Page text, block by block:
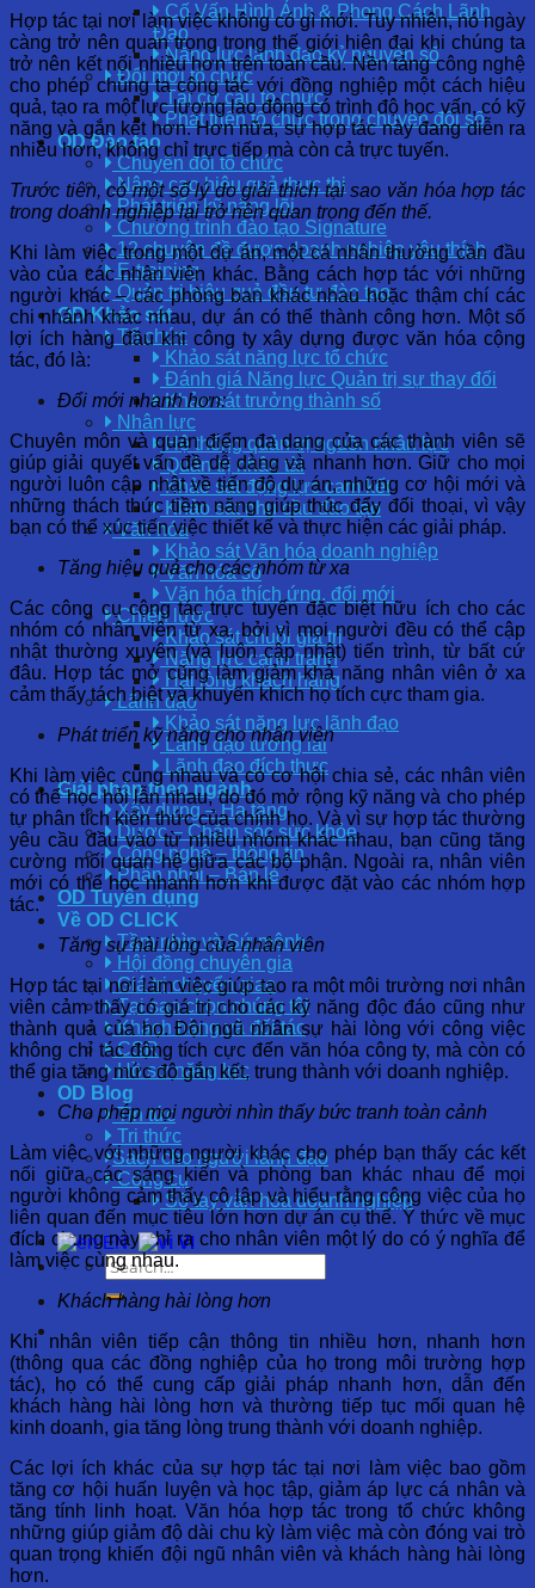
Cố Vấn Hình Ảnh & Phong Cách Lãnh
Đạo
Năng lực lãnh đạo kỷ nguyên số
Đổi mới tổ chức
Tái cơ cấu tổ chức
Phát triển tổ chức trong chuyển đổi số
OD Đào tạo
Chuyển đổi tổ chức
Nâng cao hiệu quả thực thi
Phát triển kỹ năng lõi
Chương trình đào tạo Signature
12 chuyên đề được doanh nghiệp yêu thích
E-training
Quản trị hiệu quả đầu tư đào tạo
OD Khảo sát
Tổ chức
Khảo sát năng lực tổ chức
Đánh giá Năng lực Quản trị sự thay đổi
Khảo sát trưởng thành số
Nhân lực
Hệ thống quản trị nguồn nhân lực
Quản trị nhân tài
Khảo sát động lực cam kết
Khảo sát nhu cầu đào tạo
Văn hóa
Khảo sát Văn hóa doanh nghiệp
Văn hóa số
Văn hóa thích ứng, đổi mới
Chiến lược
Khảo sát chuỗi giá trị
Năng lực cạnh tranh
Hài lòng khách hàng
Lãnh đạo
Khảo sát năng lực lãnh đạo
Lãnh đạo tương lai
Lãnh đạo đích thực
Giải pháp theo ngành
Xây dựng – Hạ tầng
Dược – Chăm sóc sức khỏe
Công nghệ – thông tin
Phân phối – Bán lẻ
OD Tuyển dụng
Về OD CLICK
Tầm nhìn và Sứ mệnh
Hội đồng chuyên gia
Giá trị chuyển giao
Tại sao chọn chúng tôi
Khách hàng và đối tác
CSR
Hồ sơ năng lực
OD Blog
Tin tức
Tri thức
Sách cho người lãnh đạo
Công cụ
Sổ tay văn hóa doanh nghiệp
EN VI
Hợp tác tại nơi làm việc không có gì mới. Tuy nhiên, nó ngày
càng trở nên quan trọng trong thế giới hiện đại khi chúng ta
trở nên kết nối nhiều hơn trên toàn cầu. Nền tảng công nghệ
cho phép chúng ta cộng tác với đồng nghiệp một cách hiệu
quả, tạo ra một lực lượng lao động có trình độ học vấn, có kỹ
năng và gắn kết hơn. Hơn nữa, sự hợp tác này đang diễn ra
nhiều hơn, không chỉ trực tiếp mà còn cả trực tuyến.
Trước tiên, có một số lý do giải thích tại sao văn hóa hợp tác
trong doanh nghiệp lại trở nên quan trọng đến thế.
Khi làm việc trong một dự án, một cá nhân thường cần đầu
vào của các nhân viên khác. Bằng cách hợp tác với những
người khác – các phòng ban khác nhau hoặc thậm chí các
chi nhánh khác nhau, dự án có thể thành công hơn. Một số
lợi ích hàng đầu khi công ty xây dựng được văn hóa cộng
tác, đó là:
Đổi mới nhanh hơn:
Chuyên môn và quan điểm đa dạng của các thành viên sẽ
giúp giải quyết vấn đề dễ dàng và nhanh hơn. Giữ cho mọi
người luôn cập nhật về tiến độ dự án, những cơ hội mới và
những thách thức tiềm năng giúp thúc đẩy đối thoại, vì vậy
bạn có thể xúc tiến việc thiết kế và thực hiện các giải pháp.
Tăng hiệu quả cho các nhóm từ xa
Các công cụ cộng tác trực tuyến đặc biệt hữu ích cho các
nhóm có nhân viên từ xa, bởi vì mọi người đều có thể cập
nhật thường xuyên (và luôn cập nhật) tiến trình, từ bất cứ
đâu. Hợp tác mở cũng làm giảm khả năng nhân viên ở xa
cảm thấy tách biệt và khuyến khích họ tích cực tham gia.
Phát triển kỹ năng cho nhân viên
Khi làm việc cùng nhau và có cơ hội chia sẻ, các nhân viên
có thể học hỏi lẫn nhau, do đó mở rộng kỹ năng và cho phép
tự phân tích kiến ​​thức của chính họ. Và vì sự hợp tác thường
yêu cầu đầu vào từ nhiều nhóm khác nhau, bạn cũng tăng
cường mối quan hệ giữa các bộ phận. Ngoài ra, nhân viên
mới có thể học nhanh hơn khi được đặt vào các nhóm hợp
tác.
Tăng sự hài lòng của nhân viên
Hợp tác tại nơi làm việc giúp tạo ra một môi trường nơi nhân
viên cảm thấy có giá trị cho các kỹ năng độc đáo cũng như
thành quả của họ. Đội ngũ nhân sự hài lòng với công việc
không chỉ tác động tích cực đến văn hóa công ty, mà còn có
thể gia tăng mức độ gắn kết, trung thành với doanh nghiệp.
Cho phép mọi người nhìn thấy bức tranh toàn cảnh
Làm việc với những người khác cho phép bạn thấy các kết
nối giữa các sáng kiến ​​và phòng ban khác nhau để mọi
người không cảm thấy cô lập và hiểu rằng công việc của họ
liên quan đến mục tiêu lớn hơn dự án cụ thể. Ý thức về mục
đích chung này chỉ ra cho nhân viên một lý do có ý nghĩa để
làm việc cùng nhau.
Khách hàng hài lòng hơn
Khi nhân viên tiếp cận thông tin nhiều hơn, nhanh hơn
(thông qua các đồng nghiệp của họ trong môi trường hợp
tác), họ có thể cung cấp giải pháp nhanh hơn, dẫn đến
khách hàng hài lòng hơn và thường tiếp tục mối quan hệ
kinh doanh, gia tăng lòng trung thành với doanh nghiệp.
Các lợi ích khác của sự hợp tác tại nơi làm việc bao gồm
tăng cơ hội huấn luyện và học tập, giảm áp lực cá nhân và
tăng tính linh hoạt. Văn hóa hợp tác trong tổ chức không
những giúp giảm độ dài chu kỳ làm việc mà còn đóng vai trò
quan trọng khiến đội ngũ nhân viên và khách hàng hài lòng
hơn.